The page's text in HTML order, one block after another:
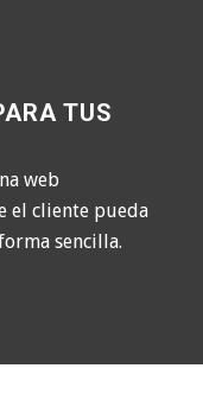
TUS
web
el cliente pueda
sencilla.